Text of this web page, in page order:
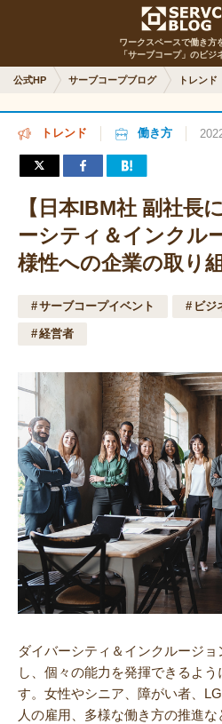
ワークスペースで働き方
「サーブコープ」のビジ
公式HP サーブコープブログ トレンド
トレンド 働き方
【日本IBM社 副社長
ーシティ＆インクル
様性への企業の取り
サーブコープイベント ビジ
経営者
ダイバーシティ＆インクルージ
し、個々の能力を発揮できるよ
す。女性やシニア、障がい者、
人の雇用、多様な働き方の推進